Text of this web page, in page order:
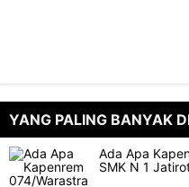
YANG PALING BANYAK
Ada Apa
SMK N 1